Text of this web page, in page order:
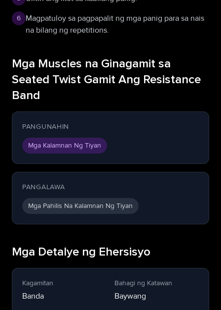
6
Magpatuloy sa pagpapalit ng mga panig para sa nais
na bilang ng repetitions.
Mga Muscles na Ginagamit sa
Seated Twist Gamit Ang Resistance
Band
PANGUNAHIN
Mga Kalamnan Ng Tiyan
PANGALAWA
Mga Pahilis Na Kalamnan Ng Tiyan
Mga Detalye ng Ehersisyo
Kagamitan
Banda
Bahagi ng Katawan
Baywang